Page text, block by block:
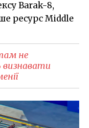
Barak-8,
ресурс Middle
не
визнавати